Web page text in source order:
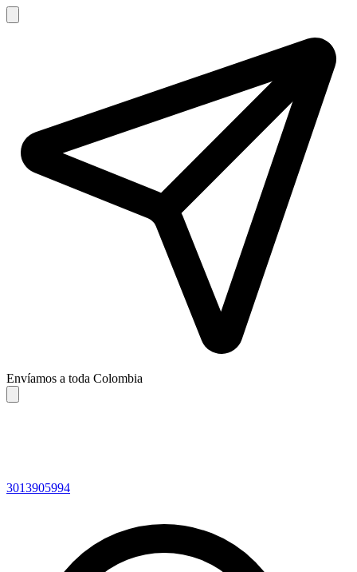
Envíamos a toda Colombia
3013905994